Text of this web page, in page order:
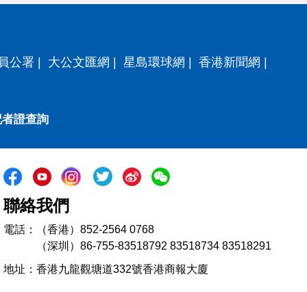
公署 大公文匯網 星島環球網 香港新聞網
證查詢
聯絡我們
電話：（香港）852-2564 0768
（深圳）86-755-83518792 83518734 83518291
地址：香港九龍觀塘道332號香港商報大廈